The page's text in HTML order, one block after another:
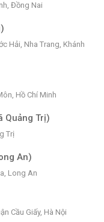
Đồng Nai
Hải, Nha Trang, Khánh
Hồ Chí Minh
Quảng Trị)
Trị
An)
Long An
Cầu Giấy, Hà Nội